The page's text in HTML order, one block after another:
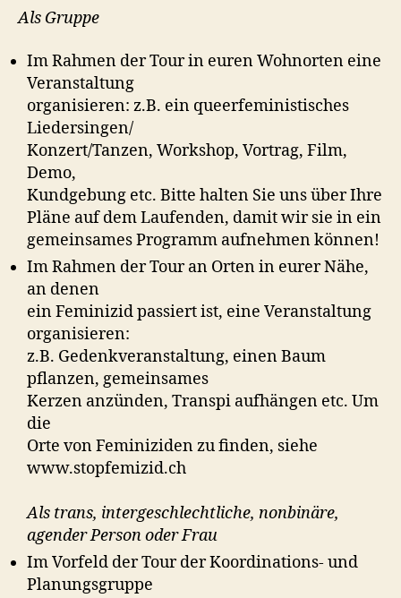
Als Gruppe
Im Rahmen der Tour in euren Wohnorten eine
Veranstaltung
organisieren: z.B. ein queerfeministisches
Liedersingen/
Konzert/Tanzen, Workshop, Vortrag, Film,
Demo,
Kundgebung etc. Bitte halten Sie uns über Ihre
Pläne auf dem Laufenden, damit wir sie in ein
gemeinsames Programm aufnehmen können!
Im Rahmen der Tour an Orten in eurer Nähe,
an denen
ein Feminizid passiert ist, eine Veranstaltung
organisieren:
z.B. Gedenkveranstaltung, einen Baum
pflanzen, gemeinsames
Kerzen anzünden, Transpi aufhängen etc. Um
die
Orte von Feminiziden zu finden, siehe
www.stopfemizid.ch
Als trans, intergeschlechtliche, nonbinäre,
agender Person oder Frau
Im Vorfeld der Tour der Koordinations- und
Planungsgruppe